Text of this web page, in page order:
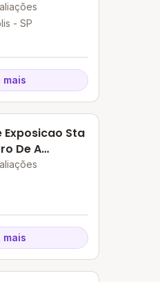
- SP
mais
Exposicao Sta
De A
mais